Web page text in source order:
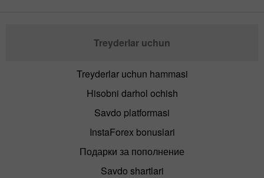
Treyderlar uchun
Treyderlar uchun hammasi
Hisobni darhol ochish
Savdo platformasi
InstaForex bonuslari
Подарки за пополнение
Savdo shartlari